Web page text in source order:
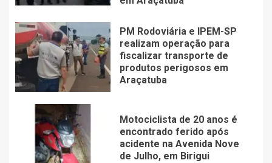
PM Rodoviária e IPEM-SP
realizam operação para
fiscalizar transporte de
produtos perigosos em
Araçatuba
Motociclista de 20 anos é
encontrado ferido após
acidente na Avenida Nove
de Julho, em Birigui